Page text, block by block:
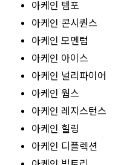
아케인 템포
아케인 콘시퀀스
아케인 모멘텀
아케인 아이스
아케인 널리파이어
아케인 웜스
아케인 레지스턴스
아케인 힐링
아케인 디플렉션